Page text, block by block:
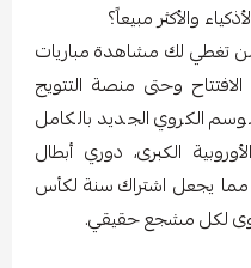
والأكثر مبيعاً؟
لن تغطي لك مشاهدةمباريات
وحتى منصة التتويج
الكروي الجديد بالكامل
الأوروبية الكبرى، دوري أبطال
مما يجعل اشتراكسنة لكأس
لكل مشجع حقيقي.